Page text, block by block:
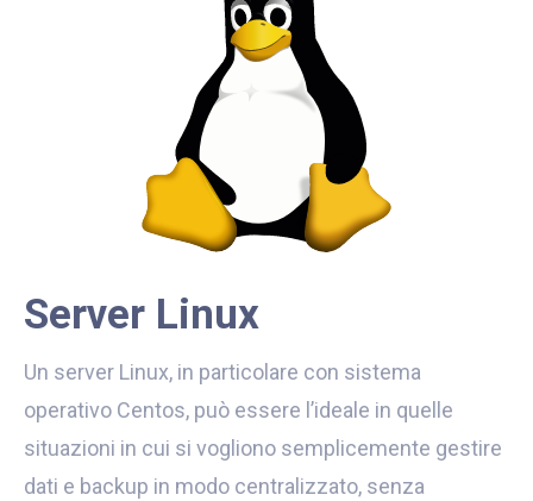
Server Linux
Un server Linux, in particolare con sistema
operativo Centos, può essere l’ideale in quelle
situazioni in cui si vogliono semplicemente gestire
dati e backup in modo centralizzato, senza